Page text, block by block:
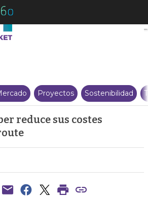
Sappi Fine Paper reduce sus
Proyectos Sostenibilidad
reduce sus costes